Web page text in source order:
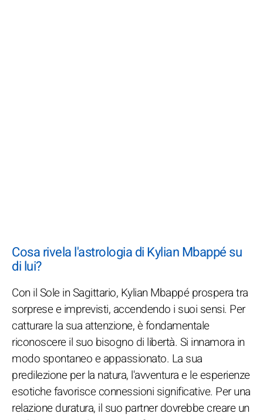
Cosa rivela l'astrologia di Kylian Mbappé su
di lui?
Con il Sole in Sagittario, Kylian Mbappé prospera tra
sorprese e imprevisti, accendendo i suoi sensi. Per
catturare la sua attenzione, è fondamentale
riconoscere il suo bisogno di libertà. Si innamora in
modo spontaneo e appassionato. La sua
predilezione per la natura, l'avventura e le esperienze
esotiche favorisce connessioni significative. Per una
relazione duratura, il suo partner dovrebbe creare un